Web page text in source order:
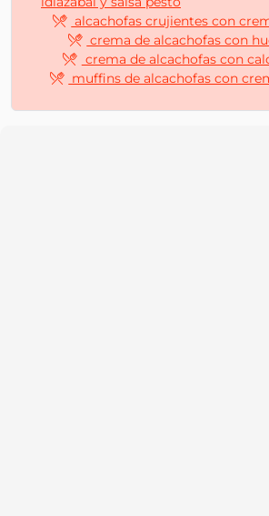
alcachofas crujientes con
crema de alcachofas con
crema de alcachofas con
muffins de alcachofas con